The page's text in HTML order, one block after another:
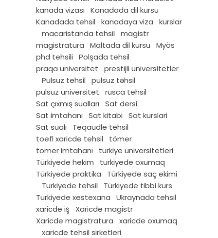
kanada vizası
Kanadada dil kursu
Kanadada tehsil
kanadaya viza
kurslar
macaristanda tehsil
magistr
magistratura
Maltada dil kursu
Myös
phd tehsili
Polşada tehsil
praqa universitet
prestijli universitetler
Pulsuz tehsil
pulsuz təhsil
pulsuz universitet
rusca tehsil
Sat çıxmış sualları
Sat dersi
Sat imtahanı
Sat kitabi
Sat kurslari
Sat sualı
Teqaudle tehsil
toefl xaricde tehsil
tömer
tömer imtahanı
turkiye universitetleri
Türkiyede hekim
turkiyede oxumaq
Türkiyede praktika
Türkiyede saç ekimi
Turkiyede tehsil
Türkiyede tibbi kurs
Türkiyede xestexana
Ukraynada tehsil
xaricde iş
Xaricde magistr
Xaricde magistratura
xaricde oxumaq
xaricde tehsil sirketleri